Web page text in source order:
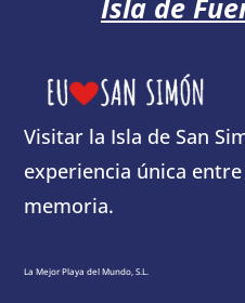
Isla de
Visitar la Isla de San
experiencia única
memoria.
La Mejor Playa del Mundo, S.L.